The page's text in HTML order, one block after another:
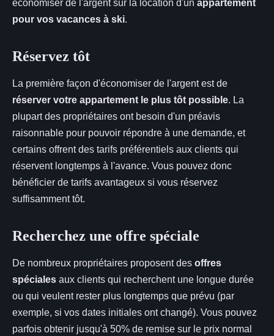
économiser de l'argent sur la location d'un appartement
pour vos vacances à ski.
Réservez tôt
La première façon d'économiser de l'argent est de
réserver votre appartement le plus tôt possible. La
plupart des propriétaires ont besoin d'un préavis
raisonnable pour pouvoir répondre à une demande, et
certains offrent des tarifs préférentiels aux clients qui
réservent longtemps à l'avance. Vous pouvez donc
bénéficier de tarifs avantageux si vous réservez
suffisamment tôt.
Recherchez une offre spéciale
De nombreux propriétaires proposent des offres
spéciales aux clients qui recherchent une longue durée
ou qui veulent rester plus longtemps que prévu (par
exemple, si vos dates initiales ont changé). Vous pouvez
parfois obtenir jusqu'à 50% de remise sur le prix normal